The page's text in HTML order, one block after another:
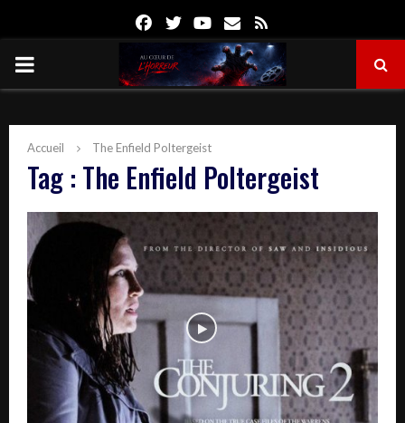
FacebookTwitterYoutube
Email
PRIMARY
Accueil The Enfield Poltergeist
Tag : The Enfield Poltergeist